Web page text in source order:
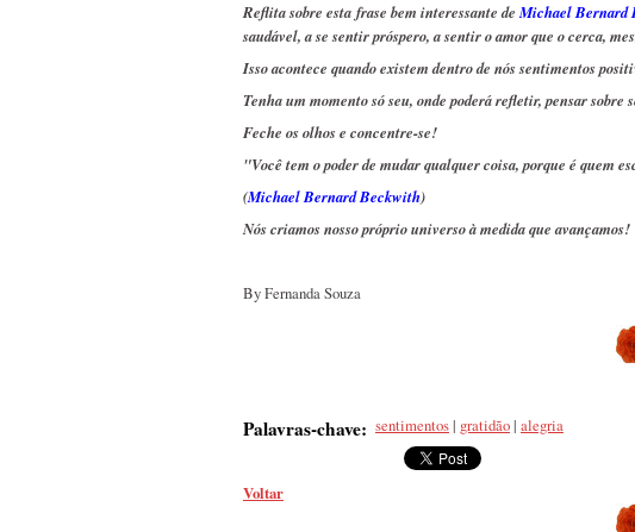
Reflita sobre esta frase bem interessante deMichael Bernard
saudável, a se sentir próspero, a sentir o amor que o cerca,
Isso acontece quando existem dentro de nós sentimentos
Tenha um momento só seu, onde poderá refletir, pensar sobre
Feche os olhos e concentre-se!
"Você tem o poder de mudar qualquer coisa, porque é quem
(Michael Bernard Beckwith)
Nós criamos nosso próprio universo à medida que avançamos!
By Fernanda Souza
Palavras-chave: sentimentos| gratidão| alegria
Voltar